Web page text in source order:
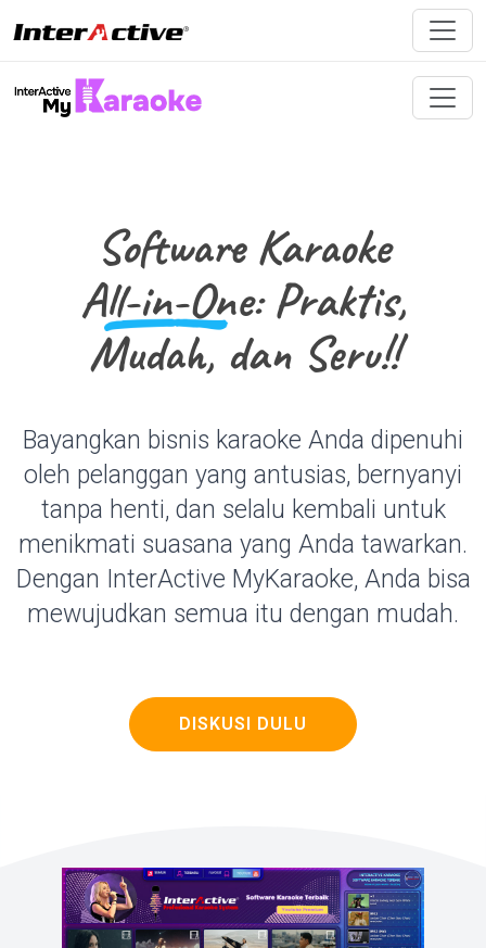
Software Karaoke
All-in-One: Praktis,
Mudah, dan Seru!!
Bayangkan bisnis karaoke Anda dipenuhi
oleh pelanggan yang antusias, bernyanyi
tanpa henti, dan selalu kembali untuk
menikmati suasana yang Anda tawarkan.
Dengan InterActive MyKaraoke, Anda bisa
mewujudkan semua itu dengan mudah.
DISKUSI DULU